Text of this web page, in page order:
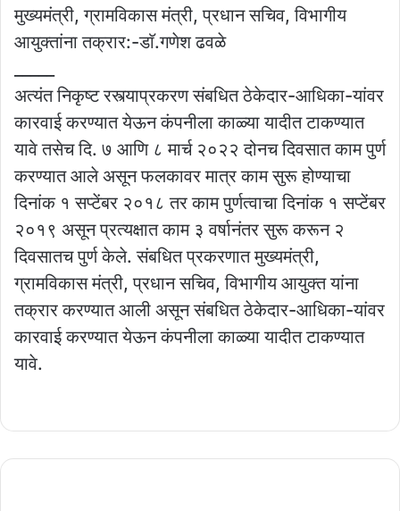
मुख्यमंत्री, ग्रामविकास मंत्री, प्रधान सचिव, विभागीय
आयुक्तांना तक्रार:-डाॅ.गणेश ढवळे
अत्यंत निकृष्ट रस्त्याप्रकरण संबधित ठेकेदार-आधिका-यांवर
कारवाई करण्यात येऊन कंपनीला काळ्या यादीत टाकण्यात
यावे तसेच दि. ७ आणि ८ मार्च २०२२ दोनच दिवसात काम पुर्ण
करण्यात आले असून फलकावर मात्र काम सुरू होण्याचा
दिनांक १ सप्टेंबर २०१८ तर काम पुर्णत्वाचा दिनांक १ सप्टेंबर
२०१९ असून प्रत्यक्षात काम ३ वर्षानंतर सुरू करून २
दिवसातच पुर्ण केले. संबधित प्रकरणात मुख्यमंत्री,
ग्रामविकास मंत्री, प्रधान सचिव, विभागीय आयुक्त यांना
तक्रार करण्यात आली असून संबधित ठेकेदार-आधिका-यांवर
कारवाई करण्यात येऊन कंपनीला काळ्या यादीत टाकण्यात
यावे.